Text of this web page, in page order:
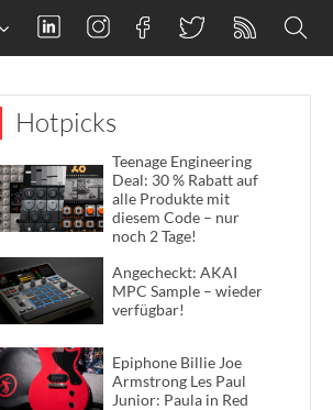
Hotpicks
Teenage Engineering
Deal: 30 % Rabatt auf
alle Produkte mit
diesem Code – nur
noch 2 Tage!
Angecheckt: AKAI
MPC Sample – wieder
verfügbar!
Epiphone Billie Joe
Armstrong Les Paul
Junior: Paula in Red